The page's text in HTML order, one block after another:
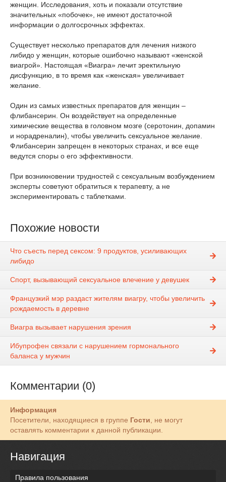
женщин. Исследования, хоть и показали отсутствие
значительных «побочек», не имеют достаточной
информации о долгосрочных эффектах.
Существует несколько препаратов для лечения низкого
либидо у женщин, которые ошибочно называют «женской
виагрой». Настоящая «Виагра» лечит эректильную
дисфункцию, в то время как «женская» увеличивает
желание.
Один из самых известных препаратов для женщин –
флибансерин. Он воздействует на определенные
химические вещества в головном мозге (серотонин, допамин
и норадреналин), чтобы увеличить сексуальное желание.
Флибансерин запрещен в некоторых странах, и все еще
ведутся споры о его эффективности.
При возникновении трудностей с сексуальным возбуждением
эксперты советуют обратиться к терапевту, а не
экспериментировать с таблетками.
Похожие новости
Что съесть перед сексом: 9 продуктов, усиливающих
либидо
Спорт, вызывающий сексуальное влечение у девушек
Французкий мэр раздаст жителям виагру, чтобы увеличить
рождаемость в деревне
Виагра вызывает нарушения зрения
Ибупрофен связали с нарушением гормонального
баланса у мужчин
Комментарии (0)
Информация
Посетители, находящиеся в группе Гости , не могут
оставлять комментарии к данной публикации.
Навигация
Правила пользования